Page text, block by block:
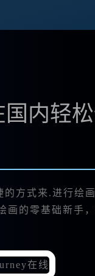
内轻
方式来.进行绘
画的零基础新手